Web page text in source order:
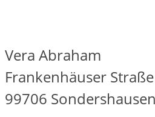
Vera Abraham
Frankenhäuser Straße
99706 Sondershausen